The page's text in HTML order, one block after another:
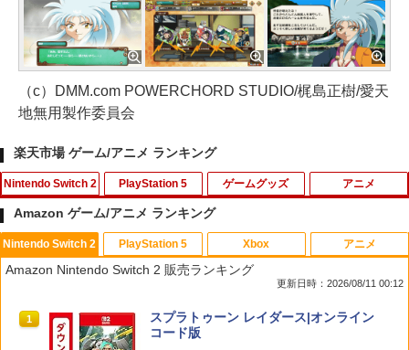
（c）DMM.com POWERCHORD STUDIO/梶島正樹/愛天
地無用製作委員会
楽天市場 ゲーム/アニメ ランキング
Nintendo Switch 2
1
Switch2 保護フィルム スイッチ2 保護フ
ィルム switch2 フィルム Switch2 ガラ
スフィルム スイッチ2 フィルム ガイド
アクセサリー Nintendo Switch2 ケース
可 透明 ブルーライト カット 99％ FIRM
PlayStation 5 ゲームグッズ
1
【中古】PS2 龍が如く2 PS2 the Be
st
￥220
アニメ
1
劇場版「鬼滅の刃」無限城編 第一章 猗
窩座再来(通常版)【Blu-ray】 [ 吾峠呼世
￥3,960
Amazon ゲーム/アニメ ランキング
Nintendo Switch 2
Amazon Nintendo Switch 2 販売ランキング
更新日時：2026/08/11 00:12
1
スプラトゥーン レイダース|オンライン
コード版
PlayStation 5 Xbox アニメ